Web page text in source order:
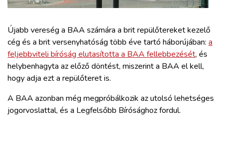
HAJÓZÁS
BLOG
ARCHÍVUM
WEBSHOP
Újabb vereség a BAA számára a brit repülőtereket kezelő
cég és a brit versenyhatóság több éve tartó háborújában: a
feljebbviteli bíróság elutasította a BAA fellebbezését, és
helybenhagyta az előző döntést, miszerint a BAA el kell,
hogy adja ezt a repülőteret is.
A BAA azonban még megpróbálkozik az utolsó lehetséges
jogorvoslattal, és a Legfelsőbb Bírósághoz fordul.